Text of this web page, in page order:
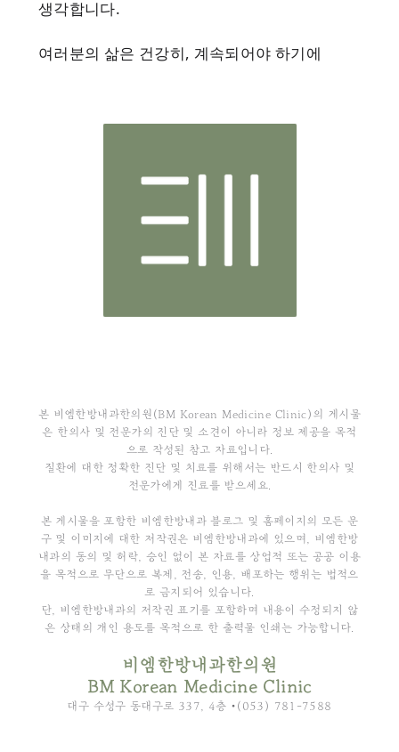
생각합니다.
여러분의 삶은 건강히, 계속되어야 하기에
본 비엠한방내과한의원(BM Korean Medicine Clinic)의 게시물
은 한의사 및 전문가의 진단 및 소견이 아니라 정보 제공을 목적
으로 작성된 참고 자료입니다.
질환에 대한 정확한 진단 및 치료를 위해서는 반드시 한의사 및
전문가에게 진료를 받으세요.
본 게시물을 포함한 비엠한방내과 블로그 및 홈페이지의 모든 문
구 및 이미지에 대한 저작권은 비엠한방내과에 있으며, 비엠한방
내과의 동의 및 허락, 승인 없이 본 자료를 상업적 또는 공공 이용
을 목적으로 무단으로 복제, 전송, 인용, 배포하는 행위는 법적으
로 금지되어 있습니다.
단, 비엠한방내과의 저작권 표기를 포함하며 내용이 수정되지 않
은 상태의 개인 용도를 목적으로 한 출력물 인쇄는 가능합니다.
비엠한방내과한의원
BM Korean Medicine Clinic
대구 수성구 동대구로 337, 4층 •(053) 781-7588